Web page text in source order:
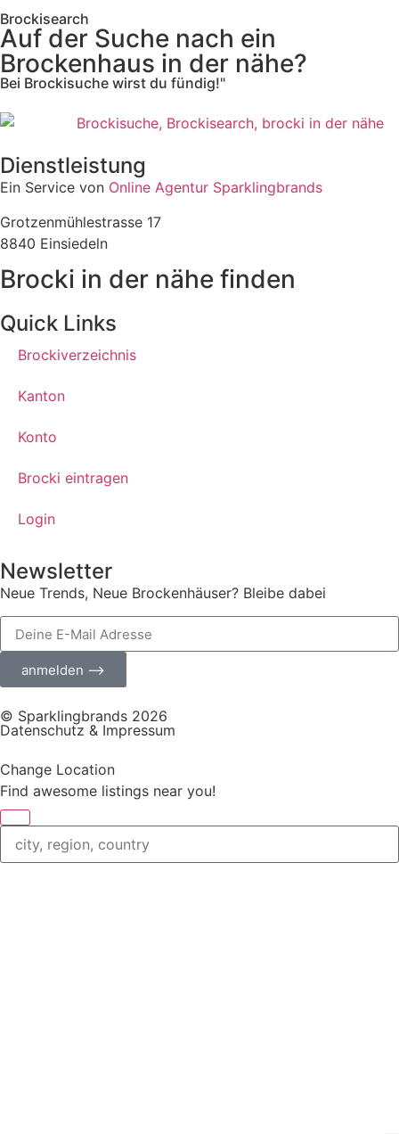
Brockisearch
Auf der Suche nach ein
Brockenhaus in der nähe?
Bei Brockisuche wirst du fündig!"
Dienstleistung
Ein Service von Online Agentur Sparklingbrands
Grotzenmühlestrasse 17
8840 Einsiedeln
Brocki in der nähe finden
Quick Links
Brockiverzeichnis
Kanton
Konto
Brocki eintragen
Login
Newsletter
Neue Trends, Neue Brockenhäuser? Bleibe dabei
anmelden ⟶
© Sparklingbrands 2026
Datenschutz & Impressum
Change Location
Find awesome listings near you!
Change Location